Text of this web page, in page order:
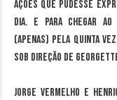
ações que pudesse
dia. E para chegar
(apenas) pela quinta
sob direção de
Jorge Vermelho e